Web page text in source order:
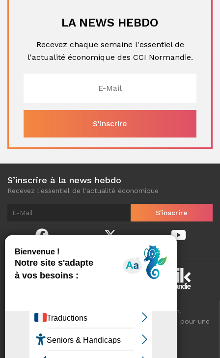
LA NEWS HEBDO
Recevez chaque semaine l'essentiel de
l'actualité économique des CCI Normandie.
S’inscrire à la news hebdo
Recevez l'essentiel de l'actualité économique
Normandinamik sélectionne pour vous, au quotidien,
l'essentiel de l'actualité économique de Normandie pour une